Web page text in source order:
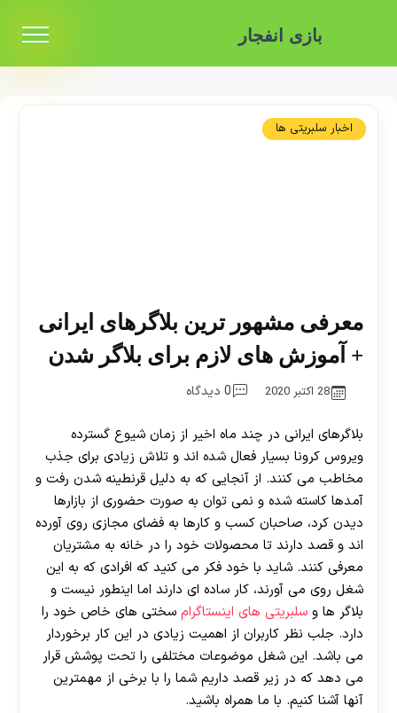
بازی انفجار
اخبار سلبریتی ها
معرفی مشهور ترین بلاگرهای ایرانی
+ آموزش های لازم برای بلاگر شدن
28 اکتبر 2020 0 دیدگاه
بلاگرهای ایرانی در چند ماه اخیر از زمان شیوع گسترده
ویروس کرونا بسیار فعال شده اند و تلاش زیادی برای جذب
مخاطب می کنند. از آنجایی که به دلیل قرنطینه شدن رفت و
آمدها کاسته شده و نمی توان به صورت حضوری از بازارها
دیدن کرد، صاحبان کسب و کارها به فضای مجازی روی آورده
اند و قصد دارند تا محصولات خود را در خانه به مشتریان
معرفی کنند. شاید با خود فکر می کنید که افرادی که به این
شغل روی می آورند، کار ساده ای دارند اما اینطور نیست و
بلاگر ها و سلبریتی های اینستاگرام سختی های خاص خود را
دارد. جلب نظر کاربران از اهمیت زیادی در این کار برخوردار
می باشد. این شغل موضوعات مختلفی را تحت پوشش قرار
می دهد که در زیر قصد داریم شما را با برخی از مهمترین
آنها آشنا کنیم. با ما همراه باشید.